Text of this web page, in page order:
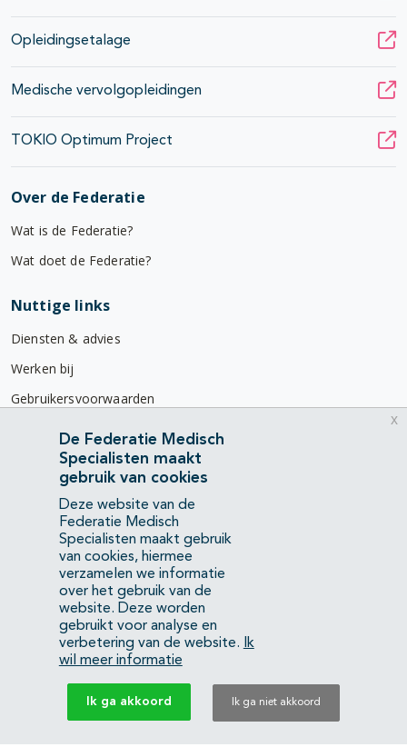
Opleidingsetalage
Medische vervolgopleidingen
TOKIO Optimum Project
Over de Federatie
Wat is de Federatie?
Wat doet de Federatie?
Nuttige links
Diensten & advies
Werken bij
Gebruikersvoorwaarden
Privacyverklaring
Contact
Mercatorlaan 1200
3528 BL Utrecht
(088) 505 34 34
info@richtlijnendatabase.nl
YouTubeLinkedIn
KvK Federatie Medisch Specialisten:40483480
Privacyverklaring
De Federatie Medisch
Specialisten maakt
gebruik van cookies
Deze website van de
Federatie Medisch
Specialisten maakt gebruik
van cookies, hiermee
verzamelen we informatie
over het gebruik van de
website. Deze worden
gebruikt voor analyse en
verbetering van de website.
Ik
wil meer informatie
Ik ga akkoord Ik ga niet akkoord
x